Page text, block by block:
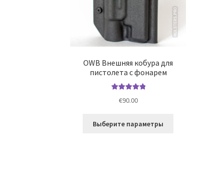
OWB Внешняя кобура для
пистолета с фонарем
из 5
€90.00
Выберите параметры